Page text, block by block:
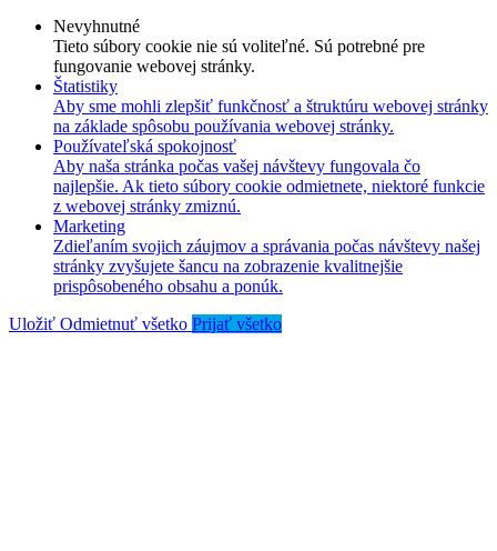
Nevyhnutné
Tieto súbory cookie nie sú voliteľné. Sú potrebné pre
fungovanie webovej stránky.
Štatistiky
Aby sme mohli zlepšiť funkčnosť a štruktúru webovej stránky
na základe spôsobu používania webovej stránky.
Používateľská spokojnosť
Aby naša stránka počas vašej návštevy fungovala čo
najlepšie. Ak tieto súbory cookie odmietnete, niektoré funkcie
z webovej stránky zmiznú.
Marketing
Zdieľaním svojich záujmov a správania počas návštevy našej
stránky zvyšujete šancu na zobrazenie kvalitnejšie
prispôsobeného obsahu a ponúk.
Uložiť Odmietnuť všetko Prijať všetko